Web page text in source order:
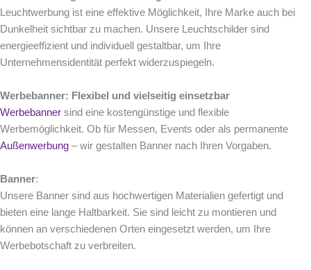
Leuchtwerbung ist eine effektive Möglichkeit, Ihre Marke auch bei
Dunkelheit sichtbar zu machen. Unsere Leuchtschilder sind
energieeffizient und individuell gestaltbar, um Ihre
Unternehmensidentität perfekt widerzuspiegeln.
Werbebanner: Flexibel und vielseitig einsetzbar
Werbebanner sind eine kostengünstige und flexible
Werbemöglichkeit. Ob für Messen, Events oder als permanente
Außenwerbung – wir gestalten Banner nach Ihren Vorgaben.
Banner:
Unsere Banner sind aus hochwertigen Materialien gefertigt und
bieten eine lange Haltbarkeit. Sie sind leicht zu montieren und
können an verschiedenen Orten eingesetzt werden, um Ihre
Werbebotschaft zu verbreiten.